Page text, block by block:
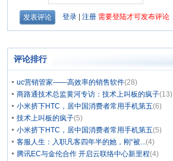
评论排行
uc营销管家——高效率的销售软件(28)
商路通技术总监黄河专访：技术上叫板的疯子(13)
小米挤下HTC，居中国消费者常用手机第五(6)
技术上叫板的疯子(5)
小米挤下HTC，居中国消费者常用手机第五(5)
客服人生：入职凡客四年半的她，刚“被...(4)
腾讯EC与金伦合作 开启云联络中心新里程(4)